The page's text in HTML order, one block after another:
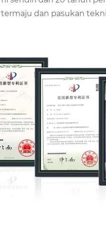
dan pasukan